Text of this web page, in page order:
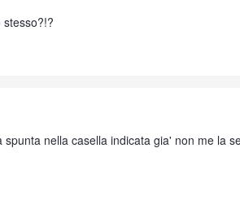
nella casella indicata gia' non me la